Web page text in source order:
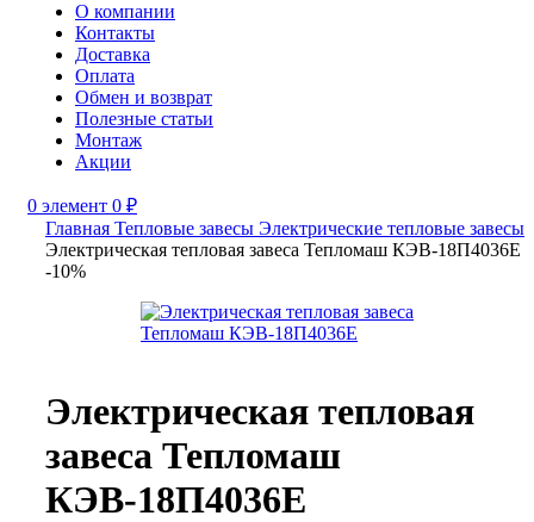
О компании
Контакты
Доставка
Оплата
Обмен и возврат
Полезные статьи
Монтаж
Акции
0 элемент 0 ₽
Главная Тепловые завесы Электрические тепловые завесы
Электрическая тепловая завеса Тепломаш КЭВ-18П4036Е
-10%
Электрическая тепловая
завеса Тепломаш
КЭВ-18П4036Е